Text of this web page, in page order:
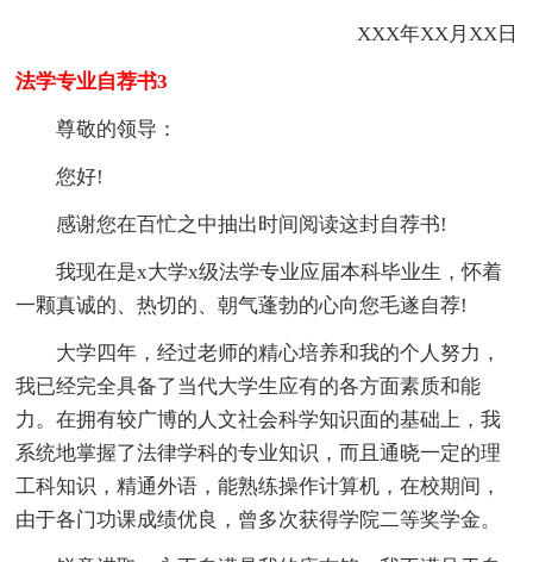
XXX年XX月XX日
法学专业自荐书3
尊敬的领导：
您好!
感谢您在百忙之中抽出时间阅读这封自荐书!
我现在是x大学x级法学专业应届本科毕业生，怀着
一颗真诚的、热切的、朝气蓬勃的心向您毛遂自荐!
大学四年，经过老师的精心培养和我的个人努力，
我已经完全具备了当代大学生应有的各方面素质和能
力。在拥有较广博的人文社会科学知识面的基础上，我
系统地掌握了法律学科的专业知识，而且通晓一定的理
工科知识，精通外语，能熟练操作计算机，在校期间，
由于各门功课成绩优良，曾多次获得学院二等奖学金。